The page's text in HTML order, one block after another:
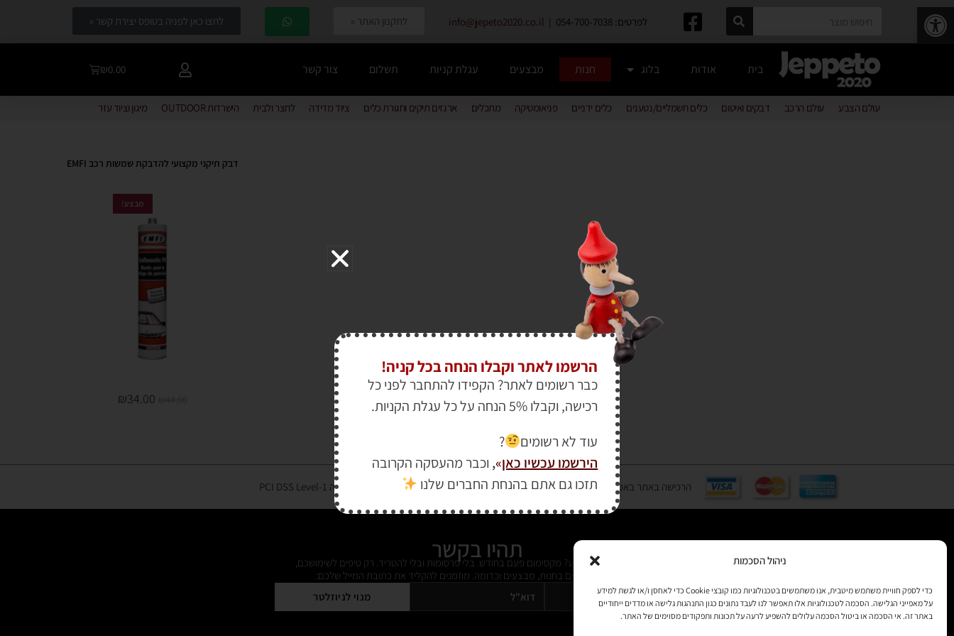
פתח סרגל נגישות
ניהול הסכמות
כדי לספק חוויית משתמש מיטבית, אנו משתמשים בטכנולוגיות כמו קובצי Cookie כדי לאחסן ו/או לגשת למידע
על מאפייני הגלישה. הסכמה לטכנולוגיות אלו תאפשר לנו לעבד נתונים כגון התנהגות גלישה או מדדים ייחודיים
באתר זה. אי הסכמה או ביטול הסכמה עלולים להשפיע לרעה על תכונות ותפקודים מסוימים של האתר.
לפרטים: 054-700-7038 | info@jepeto2020.co.il לתקנון האתר » לחצו כאן לפניה בטופס יצירת קשר »
בית אודות בלוג חנות מבצעים עגלת קניות תשלום צור קשר ₪0.00
עולם הצבע עולם הרכב דבקים ואיטום כלים חשמליים/נטענים כלים ידניים פניאומטיקה מתכלים ארגזים תיקים וחגורת כלים ציוד מדידה לחצר ולבית הישרדות OUTDOOR מיגון וציוד עזר
דבק תיקני מקצועי להדבקת שמשות רכב EMFI
מבצע!
₪34.00
הרכישה באתר באמצעות כרטיס אשראי מאובטחת במפתח הצפנה EV SSL והעומד בתקן אבטחה PCI DSS Level-1
תהיו בקשר
רוצים לקבל מידי פעם מידע? מקסימום פעם בחודש. בלי פרסומות ובלי להטריד. רק טיפים לשימושכם,
מידע על דברים חדשים בחנות, מבצעים וכדומה. מוזמנים להקליד את כתובת המייל שלכם:
מנוי לניוזלטר
הרשמו לאתר וקבלו הנחה בכל קניה!
כבר רשומים לאתר? הקפידו להתחבר לפני כל
רכישה, וקבלו 5% הנחה על כל עגלת הקניות.
עוד לא רשומים
?
הירשמו עכשיו כאן»
, וכבר מהעסקה הקרובה
תזכו גם אתם בהנחת החברים שלנו